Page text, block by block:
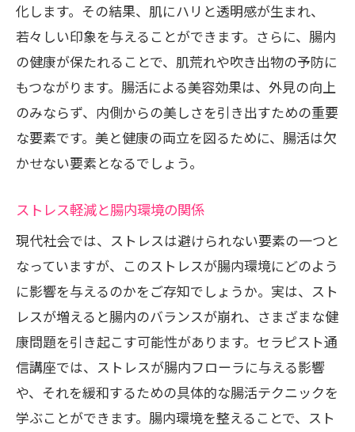
化します。その結果、肌にハリと透明感が生まれ、
若々しい印象を与えることができます。さらに、腸内
の健康が保たれることで、肌荒れや吹き出物の予防に
もつながります。腸活による美容効果は、外見の向上
のみならず、内側からの美しさを引き出すための重要
な要素です。美と健康の両立を図るために、腸活は欠
かせない要素となるでしょう。
ストレス軽減と腸内環境の関係
現代社会では、ストレスは避けられない要素の一つと
なっていますが、このストレスが腸内環境にどのよう
に影響を与えるのかをご存知でしょうか。実は、スト
レスが増えると腸内のバランスが崩れ、さまざまな健
康問題を引き起こす可能性があります。セラピスト通
信講座では、ストレスが腸内フローラに与える影響
や、それを緩和するための具体的な腸活テクニックを
学ぶことができます。腸内環境を整えることで、スト